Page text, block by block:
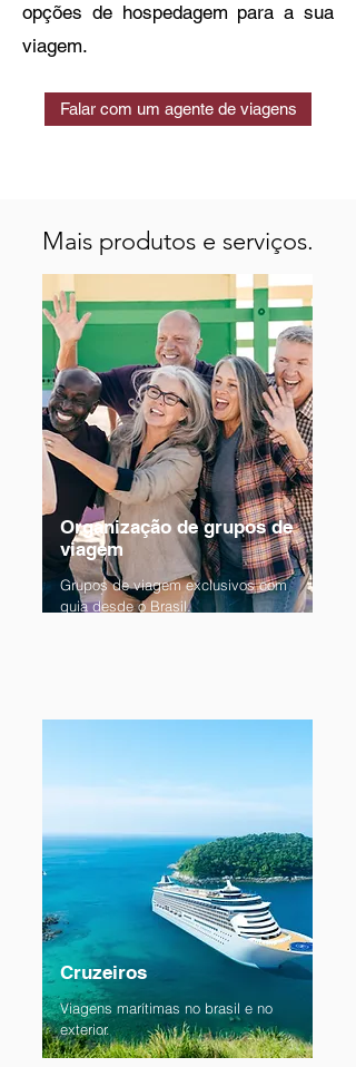
opções de hospedagem para a sua
viagem.
Falar com um agente de viagens
Mais produtos e serviços.
Organização de grupos de
viagem
Grupos de viagem exclusivos com
guia desde o Brasil.
Cruzeiros
Viagens marítimas no brasil e no
exterior.